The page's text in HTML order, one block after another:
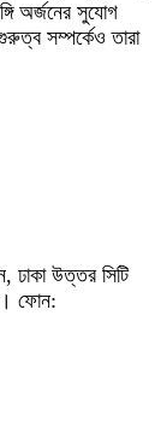
অর্জনের সুযোগ
সম্পর্কেও তারা
ঢাকা উত্তর সিটি
ফোন: